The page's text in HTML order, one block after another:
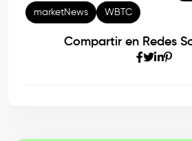
marketNews WBTC
Compartir en Redes